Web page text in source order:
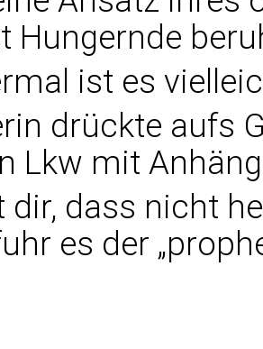
Hungernde
ist es
drückte aufs
Lkw mit
dir, dass nicht
es der